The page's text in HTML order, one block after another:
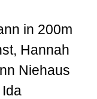
in 200m
Hannah
Niehaus